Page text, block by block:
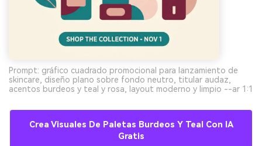
Prompt: gráfico cuadrado promocional para lanzamiento de
skincare, diseño plano sobre fondo neutro, titular audaz,
acentos burdeos y teal y rosa, layout moderno y limpio --ar 1:1
Crea Visuales De Paletas Burdeos Y Teal Con IA
Gratis